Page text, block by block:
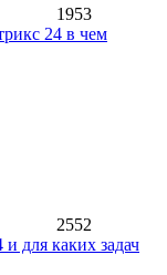
1953
24 в чем
2552
для каких задач